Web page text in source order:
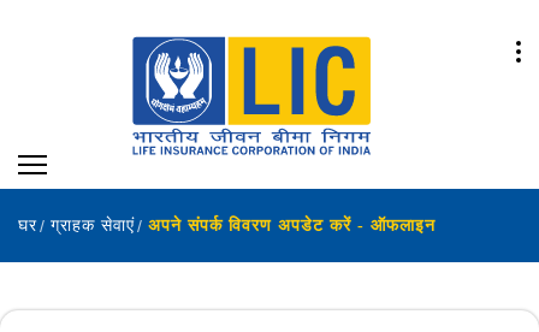
घर ग्राहक सेवाएं अपने संपर्क विवरण अपडेट करें - ऑफलाइन